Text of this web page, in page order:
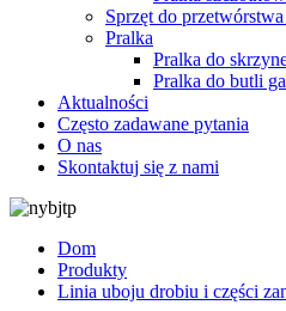
Sprzęt do przetwórstwa
Pralka
Pralka do
Pralka do butli
Aktualności
Często zadawane pytania
O nas
Skontaktuj się z nami
Dom
Produkty
Linia uboju drobiu i części